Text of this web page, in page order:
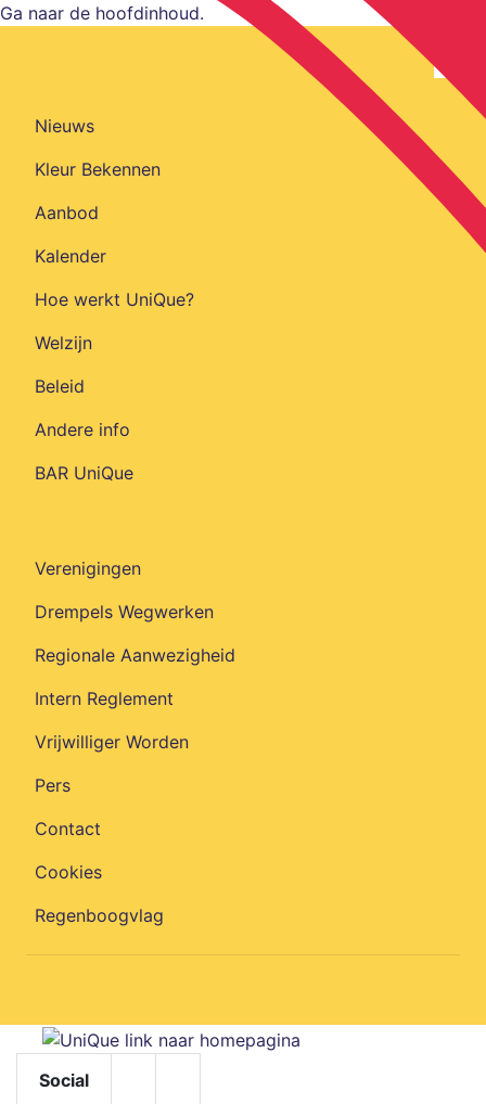
Ga naar de hoofdinhoud.
Nieuws
Kleur Bekennen
Aanbod
Kalender
Hoe werkt UniQue?
Welzijn
Beleid
Andere info
BAR UniQue
Verenigingen
Drempels Wegwerken
Regionale Aanwezigheid
Intern Reglement
Vrijwilliger Worden
Pers
Contact
Cookies
Regenboogvlag
Social